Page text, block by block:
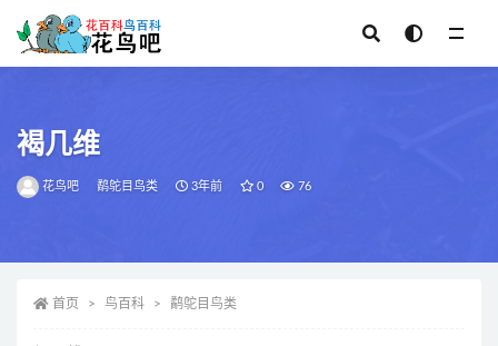
褐几维
花鸟吧 鹬鸵目鸟类 3年前 0 76
首页 鸟百科 鹬鸵目鸟类